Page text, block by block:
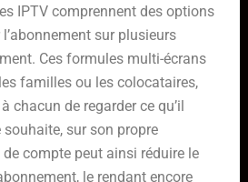
IPTV comprennent des options
sur plusieurs
Ces formules multi-écrans
familles ou les colocataires,
chacun de regarder ce qu’il
sur son propre
compte peut ainsi réduire le
le rendant encore